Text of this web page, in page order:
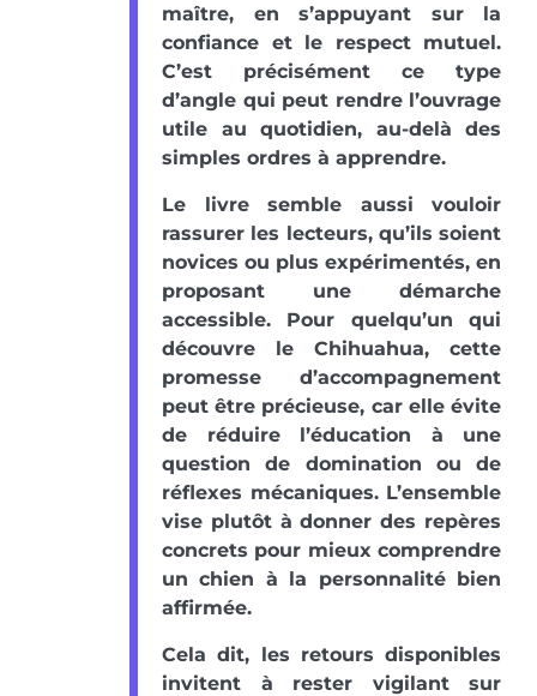
maître, en s’appuyant sur la
confiance et le respect mutuel.
C’est précisément ce type
d’angle qui peut rendre l’ouvrage
utile au quotidien, au-delà des
simples ordres à apprendre.
Le livre semble aussi vouloir
rassurer les lecteurs, qu’ils soient
novices ou plus expérimentés, en
proposant une démarche
accessible. Pour quelqu’un qui
découvre le Chihuahua, cette
promesse d’accompagnement
peut être précieuse, car elle évite
de réduire l’éducation à une
question de domination ou de
réflexes mécaniques. L’ensemble
vise plutôt à donner des repères
concrets pour mieux comprendre
un chien à la personnalité bien
affirmée.
Cela dit, les retours disponibles
invitent à rester vigilant sur